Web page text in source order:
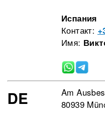
Испания
Контакт:
Имя:
DE
Am
80939